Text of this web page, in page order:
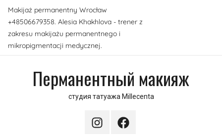
Перейти
содержимому
Makijaż permanentny Wrocław
+48506679358. Alesia Khakhlova - trener z
zakresu makijażu permanentnego i
mikropigmentacji medycznej.
Перманентный макияж
студия татуажа Millecenta
InstagramFacebook